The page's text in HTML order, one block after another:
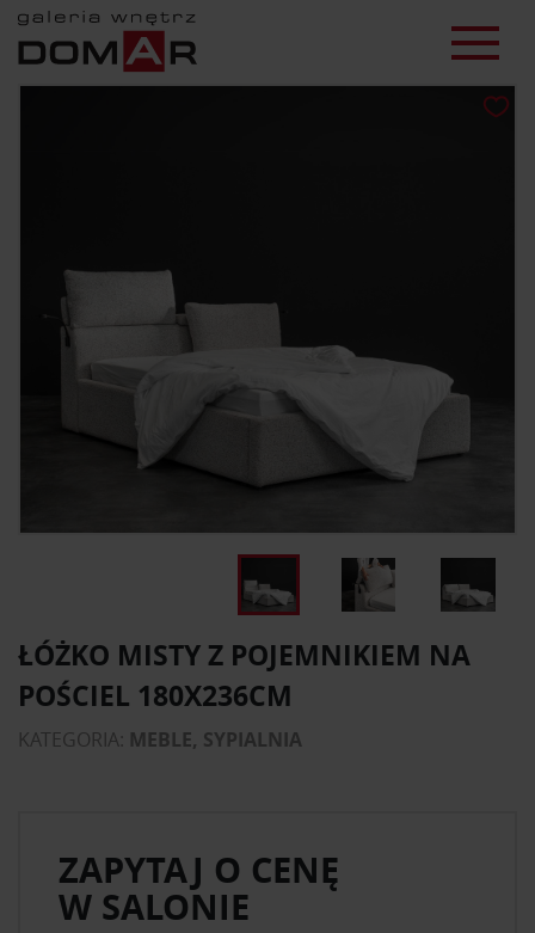
ŁÓŻKO MISTY Z POJEMNIKIEM NA
POŚCIEL 180X236CM
KATEGORIA: MEBLE, SYPIALNIA
ZAPYTAJ O CENĘ
W SALONIE